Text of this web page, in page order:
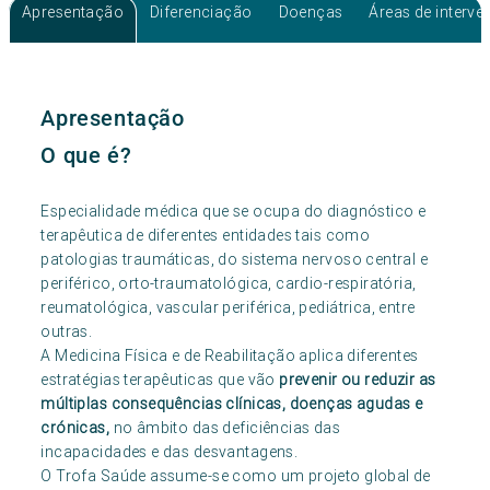
Apresentação Diferenciação Doenças Áreas de
Apresentação
O que é?
Especialidade médica que se ocupa do diagnóstico e
terapêutica de diferentes entidades tais como
patologias traumáticas, do sistema nervoso central e
periférico, orto-traumatológica, cardio-respiratória,
reumatológica, vascular periférica, pediátrica, entre
outras.
A Medicina Física e de Reabilitação aplica diferentes
estratégias terapêuticas que vão prevenir ou reduzir as
múltiplas consequências clínicas, doenças agudas e
crónicas, no âmbito das deficiências das
incapacidades e das desvantagens.
O Trofa Saúde assume-se como um projeto global de